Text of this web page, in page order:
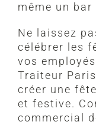
même un
Ne laissez
célébrer les
vos
Traiteur
créer une
et festive.
commercial